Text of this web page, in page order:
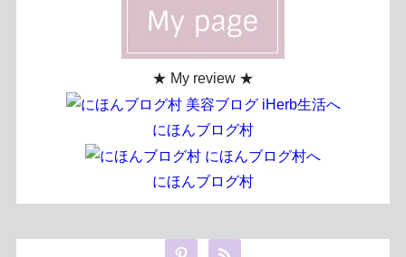
★ My review ★
にほんブログ村
にほんブログ村